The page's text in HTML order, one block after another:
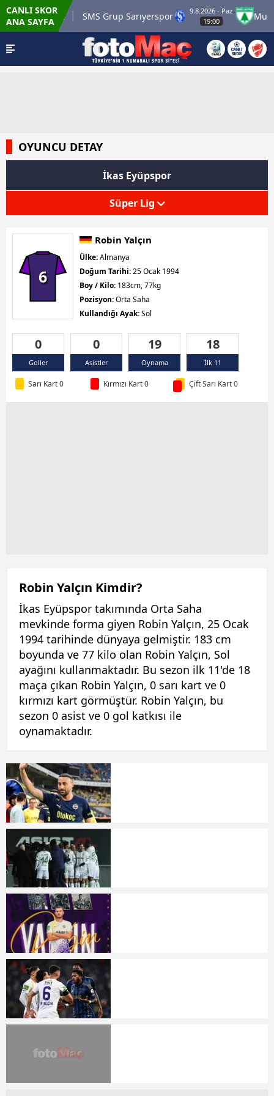
CANLI SKOR
ANA SAYFA
SMS Grup Sarıyerspor
9.8.2026 - Paz
OYUNCU DETAY
İkas Eyüpspor
Süper Lig
6
Robin Yalçın
Ülke:Almanya
Doğum Tarihi:25 Ocak 1994
Boy / Kilo: 183cm, 77kg
Pozisyon:Orta Saha
Kullandığı Ayak:Sol
0
Goller
0
Asistler
19
Oynama
18
İlk 11
Sarı Kart 0 Kırmızı Kart 0 Çift Sarı Kart 0
Robin Yalçın Kimdir?
İkas Eyüpspor takımında Orta Saha
mevkinde forma giyen Robin Yalçın, 25 Ocak
1994 tarihinde dünyaya gelmiştir. 183 cm
boyunda ve 77 kilo olan Robin Yalçın, Sol
ayağını kullanmaktadır. Bu sezon ilk 11'de 18
maça çıkan Robin Yalçın, 0 sarı kart ve 0
kırmızı kart görmüştür. Robin Yalçın, bu
sezon 0 asist ve 0 gol katkısı ile
oynamaktadır.